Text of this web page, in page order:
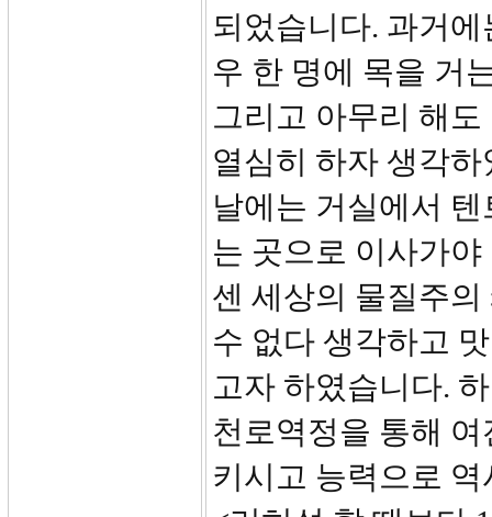
되었습니다. 과거
우 한 명에 목을 거
그리고 아무리 해
열심히 하자 생각
날에는 거실에서
는 곳으로 이사가
센 세상의 물질주
수 없다 생각하고
고자 하였습니다.
천로역정을 통해
키시고 능력으로